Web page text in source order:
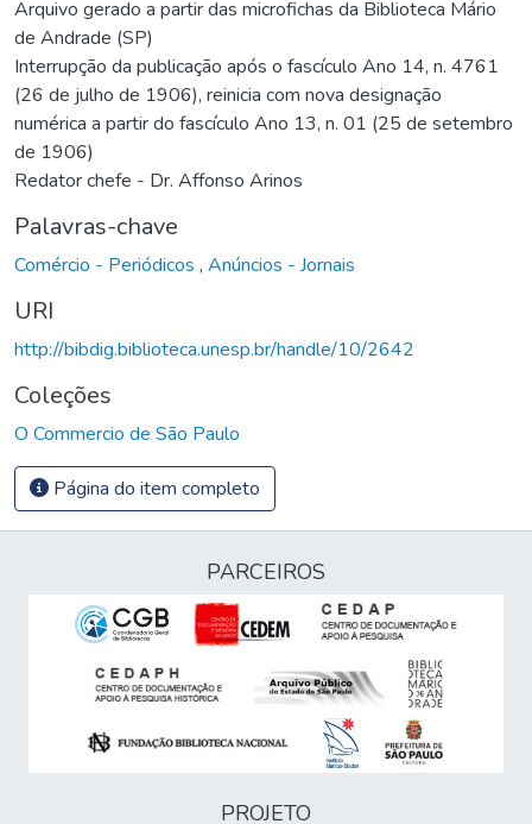
Arquivo gerado a partir das microfichas da Biblioteca Mário
de Andrade (SP)
Interrupção da publicação após o fascículo Ano 14, n. 4761
(26 de julho de 1906), reinicia com nova designação
numérica a partir do fascículo Ano 13, n. 01 (25 de setembro
de 1906)
Redator chefe - Dr. Affonso Arinos
Palavras-chave
Comércio - Periódicos , Anúncios - Jornais
URI
http://bibdig.biblioteca.unesp.br/handle/10/2642
Coleções
O Commercio de São Paulo
Página do item completo
PARCEIROS
PROJETO